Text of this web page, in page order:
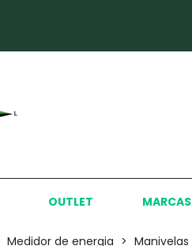
OUTLET MARCAS
Medidor de energia > Manivelas